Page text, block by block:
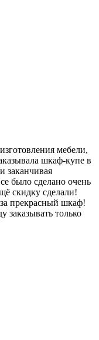
мебели,
шкаф-купе в
заканчивая
было сделано очень
скидку сделали!
за прекрасный шкаф!
заказывать только